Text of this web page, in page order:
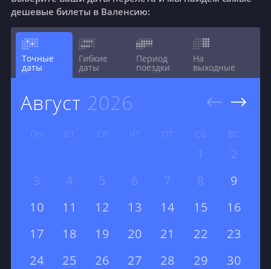
дешевые билеты в Валенсию:
Точные
даты
Гибкие
даты
Период
поездки
На
выходные
август 2026
ПН ВТ СР ЧТ ПТ СБ ВС
1
2
3
4 5 6 7 8
9
10
11 12 13 14 15
16
17
18 19 20 21 22
23
24
25 26 27 28 29
30